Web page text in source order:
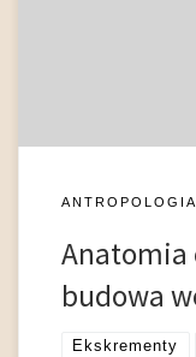
Anatomia
budowa
Ekskrementy